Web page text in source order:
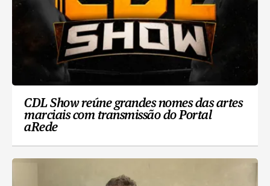
CDL Show reúne grandes nomes das artes
marciais com transmissão do Portal
aRede